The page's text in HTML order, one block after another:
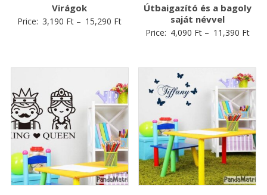
Virágok
Price: 3,190 Ft – 15,290 Ft
Útbaigazító és a bagoly
saját névvel
Price: 4,090 Ft– 11,390 Ft